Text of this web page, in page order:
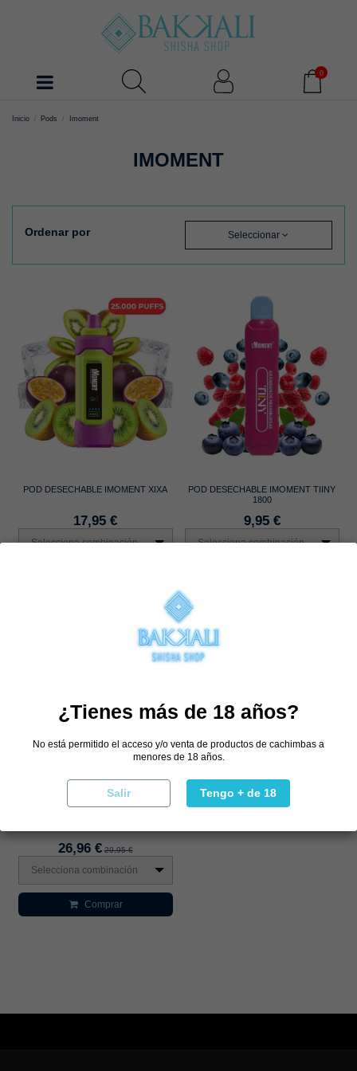
0
Inicio Pods Imoment
IMOMENT
Ordenar por Seleccionar
POD DESECHABLE IMOMENT XIXA
17,95 €
Selecciona combinación
POD DESECHABLE IMOMENT TIINY
1800
9,95 €
Selecciona combinación
26,96 € 29,95 €
Selecciona combinación
Comprar
¿Tienes más de 18 años?
No está permitido el acceso y/o venta de productos de cachimbas a
menores de 18 años.
Salir Tengo + de 18